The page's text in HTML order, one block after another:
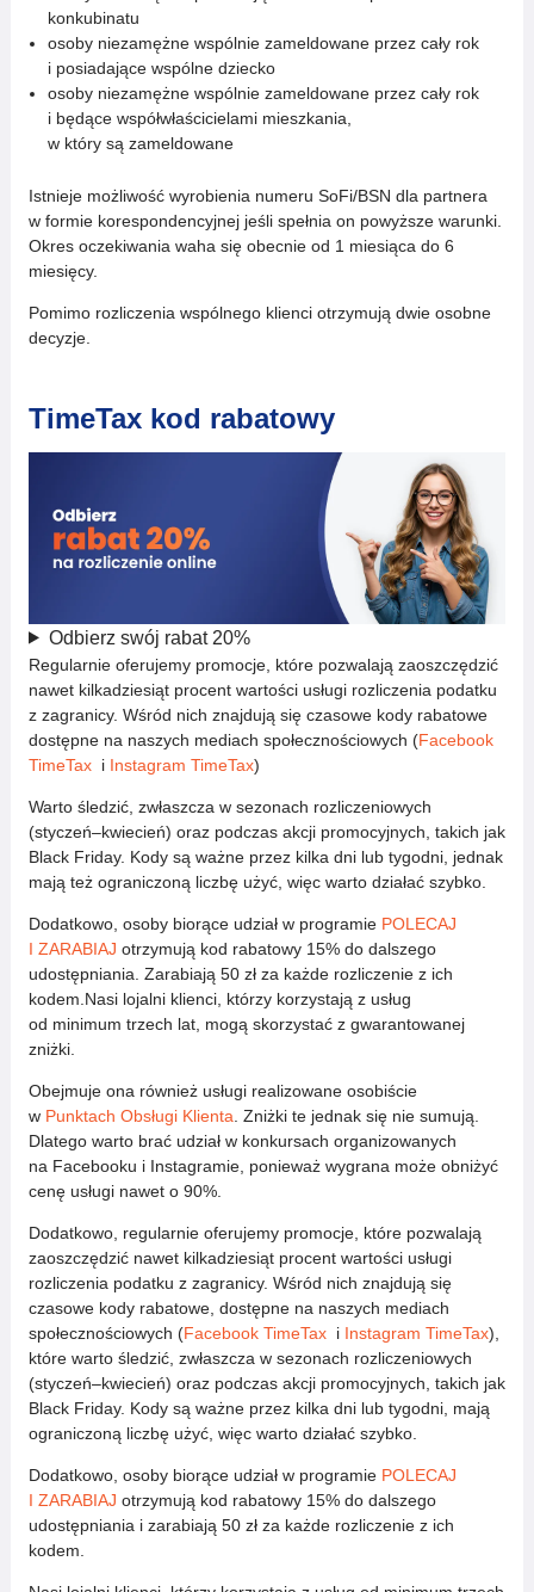
konkubinatu
osoby niezamężne wspólnie zameldowane przez cały rok
i posiadające wspólne dziecko
osoby niezamężne wspólnie zameldowane przez cały rok
i będące współwłaścicielami mieszkania,
w który są zameldowane
Istnieje możliwość wyrobienia numeru SoFi/BSN dla partnera
w formie korespondencyjnej jeśli spełnia on powyższe warunki.
Okres oczekiwania waha się obecnie od 1 miesiąca do 6
miesięcy.
Pomimo rozliczenia wspólnego klienci otrzymują dwie osobne
decyzje.
TimeTax kod rabatowy
Odbierz swój rabat 20%
Regularnie oferujemy promocje, które pozwalają zaoszczędzić
nawet kilkadziesiąt procent wartości usługi rozliczenia podatku
z zagranicy. Wśród nich znajdują się czasowe kody rabatowe
dostępne na naszych mediach społecznościowych (Facebook
TimeTaxi Instagram TimeTax)
Warto śledzić, zwłaszcza w sezonach rozliczeniowych
(styczeń–kwiecień) oraz podczas akcji promocyjnych, takich jak
Black Friday. Kody są ważne przez kilka dni lub tygodni, jednak
mają też ograniczoną liczbę użyć, więc warto działać szybko.
Dodatkowo, osoby biorące udział w programie POLECAJ
I ZARABIAJ otrzymują kod rabatowy 15% do dalszego
udostępniania. Zarabiają 50 zł za każde rozliczenie z ich
kodem.Nasi lojalni klienci, którzy korzystają z usług
od minimum trzech lat, mogą skorzystać z gwarantowanej
zniżki.
Obejmuje ona również usługi realizowane osobiście
w Punktach Obsługi Klienta . Zniżki te jednak się nie sumują.
Dlatego warto brać udział w konkursach organizowanych
na Facebooku i Instagramie, ponieważ wygrana może obniżyć
cenę usługi nawet o 90%.
Dodatkowo, regularnie oferujemy promocje, które pozwalają
zaoszczędzić nawet kilkadziesiąt procent wartości usługi
rozliczenia podatku z zagranicy. Wśród nich znajdują się
czasowe kody rabatowe, dostępne na naszych mediach
społecznościowych (Facebook TimeTaxi Instagram TimeTax),
które warto śledzić, zwłaszcza w sezonach rozliczeniowych
(styczeń–kwiecień) oraz podczas akcji promocyjnych, takich jak
Black Friday. Kody są ważne przez kilka dni lub tygodni, mają
ograniczoną liczbę użyć, więc warto działać szybko.
Dodatkowo, osoby biorące udział w programie POLECAJ
I ZARABIAJ otrzymują kod rabatowy 15% do dalszego
udostępniania i zarabiają 50 zł za każde rozliczenie z ich
kodem.